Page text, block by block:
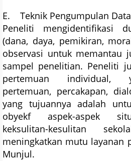
E. Teknik Pengumpulan Data
Peneliti mengidentifikasi
(dana, daya, pemikiran,
observasi untuk memantau
sampel penelitian. Peneliti
pertemuan individual,
pertemuan, percakapan,
yang tujuannya adalah
obyekf aspek-aspek
keksulitan-kesulitan
meningkatkan mutu layanan
Munjul.